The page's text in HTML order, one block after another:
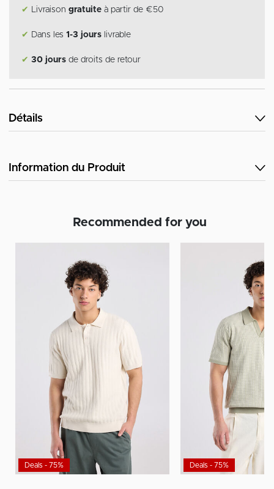
✔ Livraison gratuite à partir de €50
✔ Dans les 1-3 jours livrable
✔ 30 jours de droits de retour
Détails
Information du Produit
Recommended for you
Deals - 75% Deals - 75%